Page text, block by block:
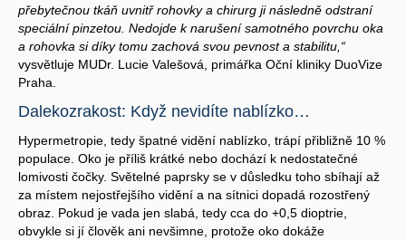
přebytečnou tkáň uvnitř rohovky a chirurg ji následně odstraní
speciální pinzetou. Nedojde k narušení samotného povrchu oka
a rohovka si díky tomu zachová svou pevnost a stabilitu,“
vysvětluje MUDr. Lucie Valešová, primářka Oční kliniky DuoVize
Praha.
Dalekozrakost: Když nevidíte nablízko…
Hypermetropie, tedy špatné vidění nablízko, trápí přibližně 10 %
populace. Oko je příliš krátké nebo dochází k nedostatečné
lomivosti čočky. Světelné paprsky se v důsledku toho sbíhají až
za místem nejostřejšího vidění a na sítnici dopadá rozostřený
obraz. Pokud je vada jen slabá, tedy cca do +0,5 dioptrie,
obvykle si jí člověk ani nevšimne, protože oko dokáže